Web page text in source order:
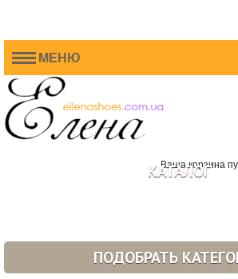
МЕНЮ
Ваша корзина
КАТАЛОГ
ПОДОБРАТЬ